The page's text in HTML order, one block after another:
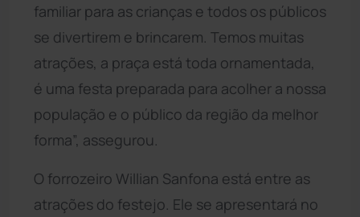
familiar para as crianças e todos os públicos
se divertirem e brincarem. Temos muitas
atrações, a praça está toda ornamentada,
é uma festa preparada para acolher a nossa
população e o público da região da melhor
forma”, assegurou.
O forrozeiro Willian Sanfona está entre as
atrações do festejo. Ele se apresentará no